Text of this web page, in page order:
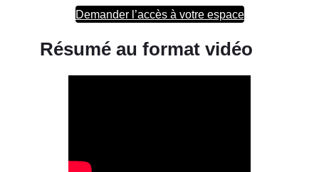
Demander l’accès à votre espace
Résumé au format vidéo